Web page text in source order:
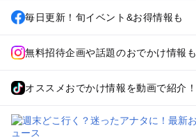
毎日更新！旬イベント&お得情報も
無料招待企画や話題のおでかけ情報も
オススメおでかけ情報を動画で紹介！